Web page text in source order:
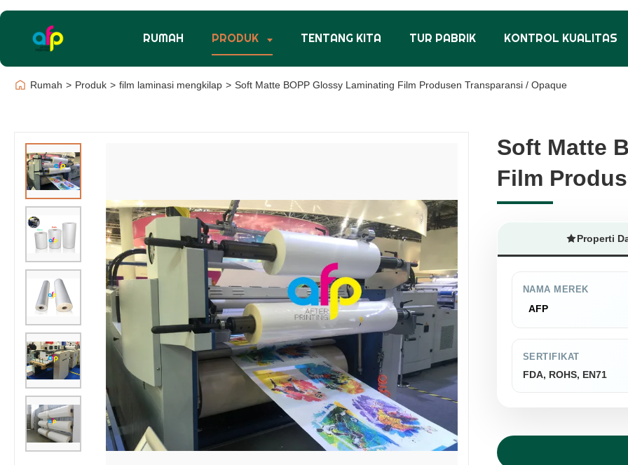
RUMAH PRODUK TENTANG KITA TUR PABRIK KONTROL KUALITAS
Rumah > Produk > film laminasi mengkilap > Soft Matte BOPP Glossy Laminating Film Produsen Transparansi / Opaque
Soft Matte
Film
Soft Matte
Film
Properti
NAMA MEREK
AFP
SERTIFIKAT
FDA, ROHS, EN71